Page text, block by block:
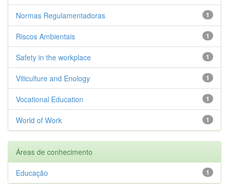
1
Normas Regulamentadoras
1
Riscos Ambientais
1
Safety in the workplace
1
Viticulture and Enology
1
Vocational Education
1
World of Work
Áreas de conhecimento
1
Educação